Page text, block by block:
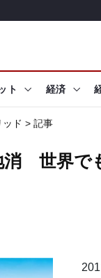
ト 経済
ッド > 記事
消 世界で